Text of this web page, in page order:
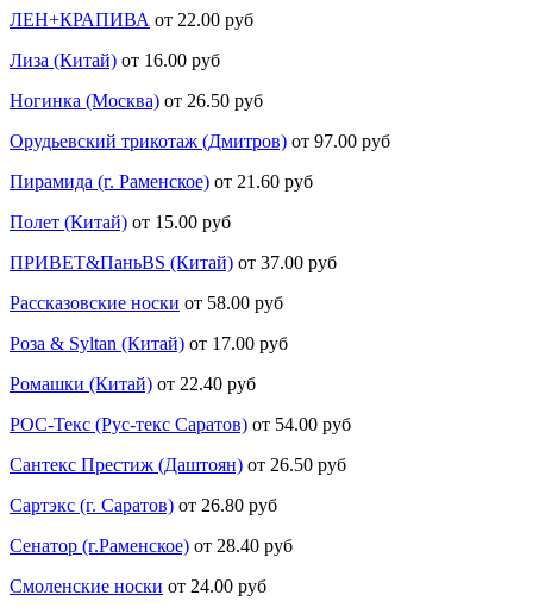
ЛЕН+КРАПИВА от 22.00 руб
Лиза (Китай) от 16.00 руб
Ногинка (Москва) от 26.50 руб
Орудьевский трикотаж (Дмитров) от 97.00 руб
Пирамида (г. Раменское) от 21.60 руб
Полет (Китай) от 15.00 руб
ПРИВЕТ&ПаньBS (Китай) от 37.00 руб
Рассказовские носки от 58.00 руб
Роза & Syltan (Китай) от 17.00 руб
Ромашки (Китай) от 22.40 руб
РОС-Текс (Рус-текс Саратов) от 54.00 руб
Сантекс Престиж (Даштоян) от 26.50 руб
Сартэкс (г. Саратов) от 26.80 руб
Сенатор (г.Раменское) от 28.40 руб
Смоленские носки от 24.00 руб